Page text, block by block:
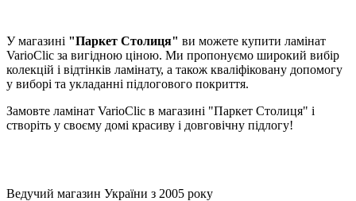
У магазині "Паркет Столиця" ви можете купити ламінат
VarioClic за вигідною ціною. Ми пропонуємо широкий вибір
колекцій і відтінків ламінату, а також кваліфіковану допомогу
у виборі та укладанні підлогового покриття.
Замовте ламінат VarioClic в магазині "Паркет Столиця" і
створіть у своєму домі красиву і довговічну підлогу!
Ведучий магазин України з 2005 року